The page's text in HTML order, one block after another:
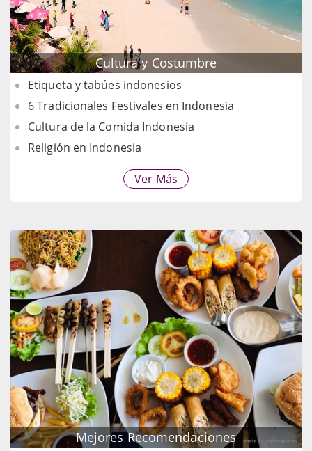
Cultura y Costumbre
Etiqueta y tabúes indonesios
6 Tradicionales Festivales en Indonesia
Cultura de la Comida Indonesia
Religión en Indonesia
Ver Más
Mejores Recomendaciones